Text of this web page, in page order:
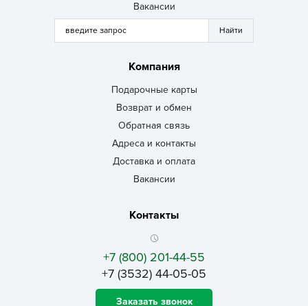
Вакансии
Компания
Подарочные карты
Возврат и обмен
Обратная связь
Адреса и контакты
Доставка и оплата
Вакансии
Контакты
+7 (800) 201-44-55
+7 (3532) 44-05-05
Заказать звонок